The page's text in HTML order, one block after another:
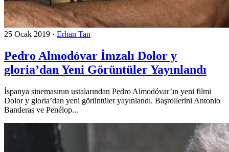
25 Ocak 2019 · Erhan Tan
Pedro Almodóvar İmzalı Dolor y
gloria’dan Yeni Görüntüler Yayınlandı
İspanya sinemasının ustalarından Pedro Almodóvar’ın yeni filmi
Dolor y gloria’dan yeni görüntüler yayınlandı. Başrollerini Antonio
Banderas ve Penélop...